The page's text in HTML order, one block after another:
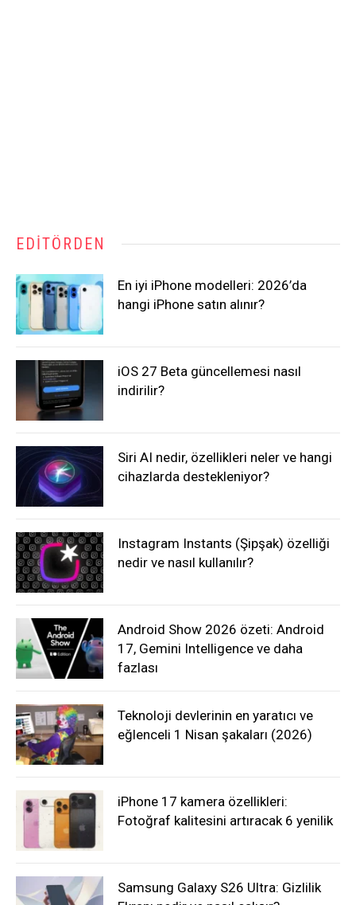
EDITÖRDEN
En iyi iPhone modelleri: 2026’da
hangi iPhone satın alınır?
iOS 27 Beta güncellemesi nasıl
indirilir?
Siri AI nedir, özellikleri neler ve hangi
cihazlarda destekleniyor?
Instagram Instants (Şipşak) özelliği
nedir ve nasıl kullanılır?
Android Show 2026 özeti: Android
17, Gemini Intelligence ve daha
fazlası
Teknoloji devlerinin en yaratıcı ve
eğlenceli 1 Nisan şakaları (2026)
iPhone 17 kamera özellikleri:
Fotoğraf kalitesini artıracak 6 yenilik
Samsung Galaxy S26 Ultra: Gizlilik